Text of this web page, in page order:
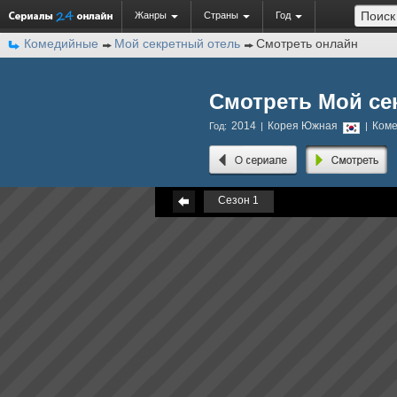
Комедийные Мой секретный отель Смотреть онлайн
Жанры Страны Год
Смотреть Мой
Год: 2014 | Корея Южная |
Сезон 1